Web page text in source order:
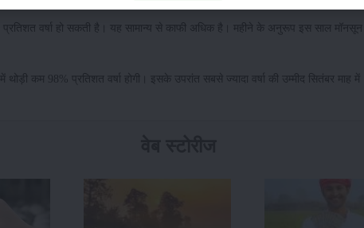
वर्षा हो सकती है। यह सामान्य से काफी अधिक है। महीने के अनुरूप इस साल
कम 98% प्रतिशत वर्षा होगी। इसके उपरांत सबसे ज्यादा वर्षा की उम्मीद सितंबर माह